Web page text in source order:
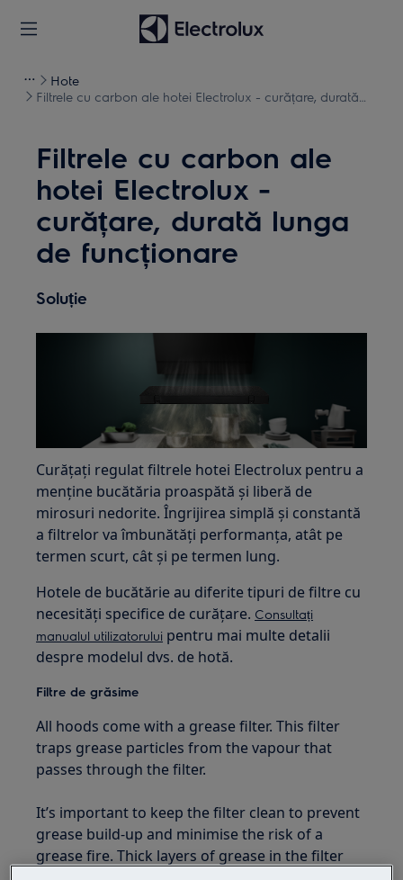
Hote
Filtrele cu carbon ale hotei Electrolux - curățare, durată
Filtrele cu carbon ale
hotei Electrolux -
curățare, durată lunga
de funcționare
Soluție
Curățați regulat filtrele hotei Electrolux pentru a
menține bucătăria proaspătă și liberă de
mirosuri nedorite. Îngrijirea simplă și constantă
a filtrelor va îmbunătăți performanța, atât pe
termen scurt, cât și pe termen lung.
Hotele de bucătărie au diferite tipuri de filtre cu
necesități specifice de curățare. Consultați
manualul utilizatorului pentru mai multe detalii
despre modelul dvs. de hotă.
Filtre de grăsime
All hoods come with a grease filter. This filter
traps grease particles from the vapour that
passes through the filter.
It’s important to keep the filter clean to prevent
grease build-up and minimise the risk of a
grease fire. Thick layers of grease in the filter